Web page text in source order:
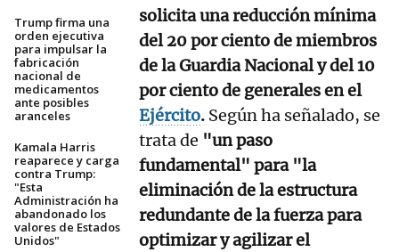
Trump firma una
orden ejecutiva
para impulsar la
fabricación
nacional de
medicamentos
ante posibles
aranceles
Kamala Harris
reaparece y carga
contra Trump:
"Esta
Administración ha
abandonado los
valores de Estados
Unidos"
solicita una reducción mínima
del 20 por ciento de miembros
de la Guardia Nacional y del 10
por ciento de generales en el
Ejército. Según ha señalado, se
trata de "un paso
fundamental" para "la
eliminación de la estructura
redundante de la fuerza para
optimizar y agilizar el